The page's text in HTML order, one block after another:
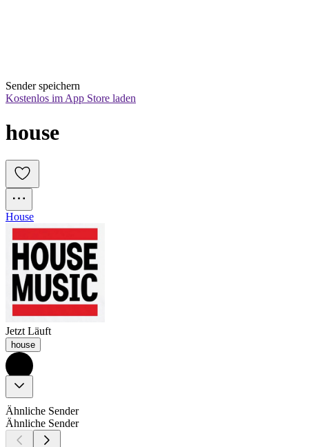
Sender speichern
Kostenlos im App Store laden
house
House
Jetzt Läuft
house
Ähnliche Sender
Ähnliche Sender